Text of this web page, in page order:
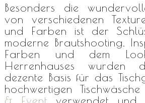
Besonders die
von verschiedenen
und Farben ist der
moderne Brautshooting.
Farben und dem
Herrenhauses wurden
dezente Basis für das
hochwertigen